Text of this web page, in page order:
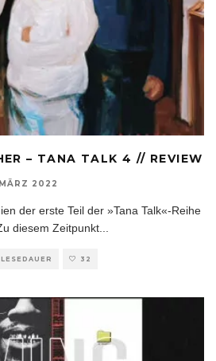
– TANA TALK 4 // REVIEW
2022
der erste Teil der »Tana Talk«-Reihe
diesem Zeitpunkt
32